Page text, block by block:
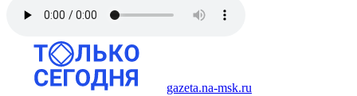
gazeta.na-msk.ru